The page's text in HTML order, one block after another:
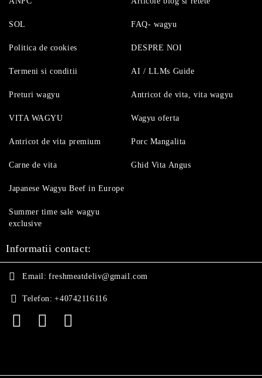
SOL
Politica de cookies
Termeni si conditii
FAQ- wagyu
DESPRE NOI
AI / LLMs Guide
Preturi wagyu
VITA WAGYU
Antricot de vita premium
Carne de vita
Antricot de vita, vita wagyu
Wagyu oferta
Porc Mangalita
Ghid Vita Angus
Japanese Wagyu Beef in Europe
Summer time sale wagyu
exclusive
Informatii contact:
Email: freshmeatdeliv@gmail.com
Telefon: +40742116116